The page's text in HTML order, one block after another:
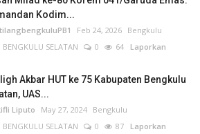
Kodim...
Feb 24, 2026 Bengkulu
BENGKULU SELATAN
0 64 Laporkan
Akbar HUT ke 75 Kabupaten Bengkulu
UAS...
Liputo May 27, 2024 Bengkulu
BENGKULU SELATAN
0 87 Laporkan